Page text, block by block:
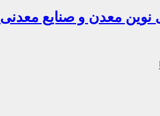
نوین معدن و صنایع معدنی